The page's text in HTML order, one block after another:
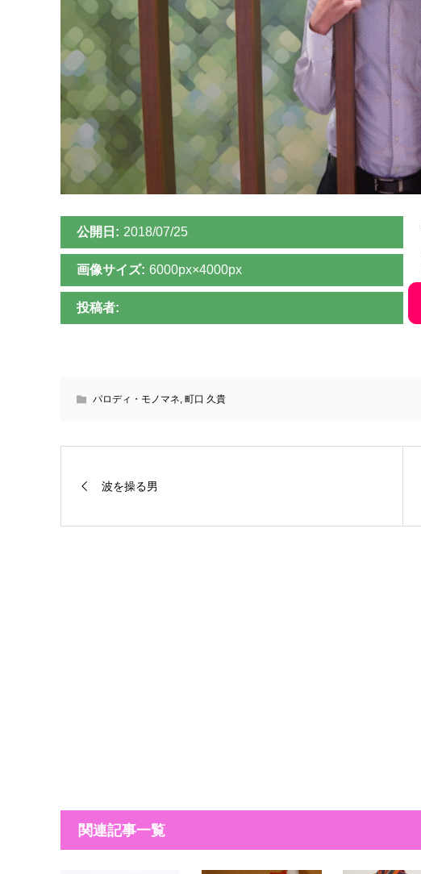
公開日: 2018/07/25
画像サイズ: 6000px×4000px
投稿者:
パロディ・モノマネ 町口 久貴
波を操る男
関連記事一覧